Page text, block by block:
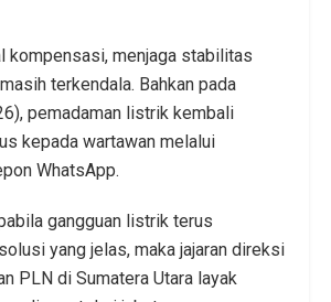
kompensasi, menjaga stabilitas
terkendala. Bahkan pada
pemadaman listrik kembali
kepada wartawan melalui
WhatsApp.
gangguan listrik terus
yang jelas, maka jajaran direksi
PLN di Sumatera Utara layak